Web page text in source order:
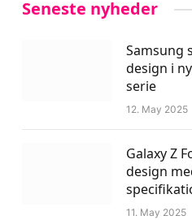
Seneste nyheder
Samsung
design i
serie
12. May 2025
Galaxy Z
design
11. May 2025